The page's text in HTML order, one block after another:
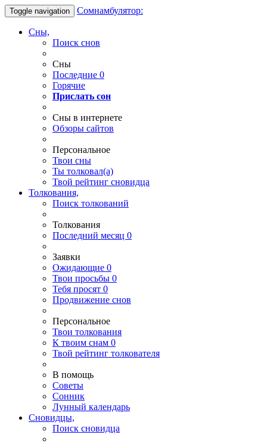
Toggle navigation Сомнамбулятор:
Сны,
Поиск снов
Сны
Последние 0
Горячие
Прислать сон
Сны в интернете
Обзоры сайтов
Персональное
Твои сны
Ты толковал(а)
Твой рейтинг сновидца
Толкования,
Поиск толкований
Толкования
Последний месяц 0
Заявки
Ожидающие 0
Твои просьбы 0
Тебя просят 0
Продвижение снов
Персональное
Твои толкования
К твоим снам 0
Твой рейтинг толкователя
В помощь
Советы
Сонник
Лунный календарь
Сновидцы,
Поиск сновидца